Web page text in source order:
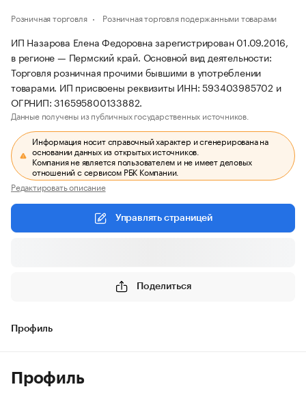
Розничная торговля Розничная торговля подержанными товарами
ИП Назарова Елена Федоровна зарегистрирован 01.09.2016,
в регионе — Пермский край. Основной вид деятельности:
Торговля розничная прочими бывшими в употреблении
товарами. ИП присвоены реквизиты ИНН: 593403985702 и
ОГРНИП: 316595800133882.
Данные получены из публичных государственных источников.
Информация носит справочный характер и сгенерирована на
основании данных из открытых источников.
Компания не является пользователем и не имеет деловых
отношений с сервисом РБК Компании.
Редактировать описание
Управлять страницей
Поделиться
Профиль
Профиль